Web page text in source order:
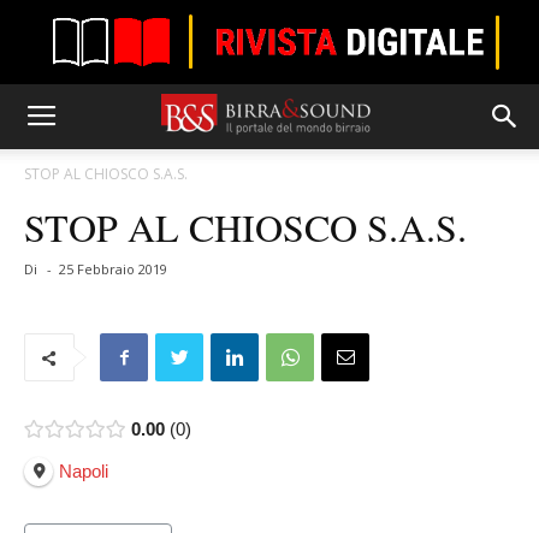
STOP AL CHIOSCO S.A.S.
STOP AL CHIOSCO S.A.S.
Di - 25 Febbraio 2019
0.00 0
Napoli